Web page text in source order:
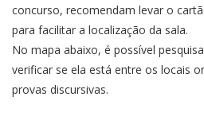
concurso, recomendam levar o
para facilitar a localização da sala.
No mapa abaixo, é possível
verificar se ela está entre os locais
provas discursivas.